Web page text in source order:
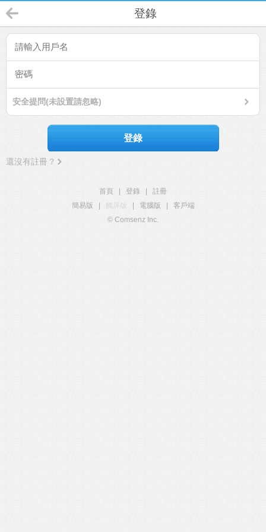
登錄
安全提問(未設置請忽略)
登錄
還沒有註冊？
首頁 登錄
註冊
簡易版
觸屏版 電腦版
客戶端
© Comsenz Inc.